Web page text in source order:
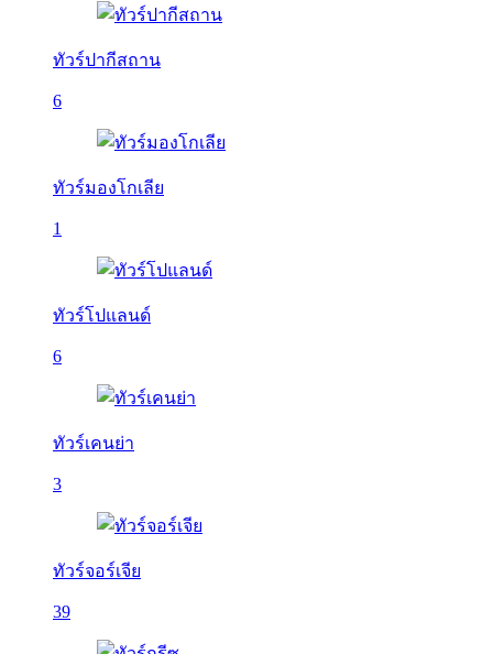
ทัวร์ปากีสถาน
6
ทัวร์มองโกเลีย
1
ทัวร์โปแลนด์
6
ทัวร์เคนย่า
3
ทัวร์จอร์เจีย
39